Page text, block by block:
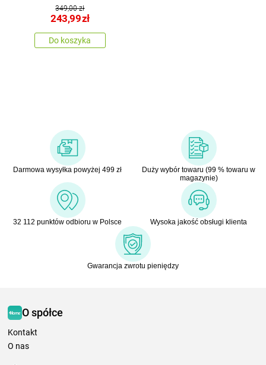
349,00 zł
243,99zł
Do koszyka
Darmowa wysyłka powyżej 499 zł
Duży wybór towaru (99 % towaru w
magazynie)
32 112 punktów odbioru w Polsce Wysoka jakość obsługi klienta
Gwarancja zwrotu pieniędzy
O spółce
Kontakt
O nas